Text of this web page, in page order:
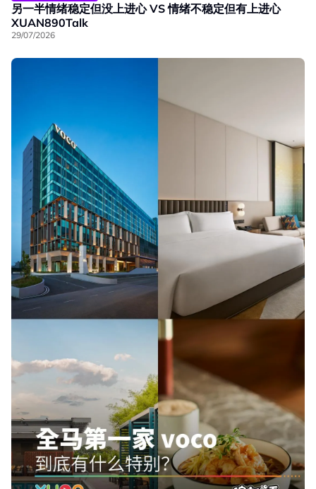
另一半情绪稳定但没上进心 VS 情绪不稳定但有上进心
XUAN890Talk
29/07/2026